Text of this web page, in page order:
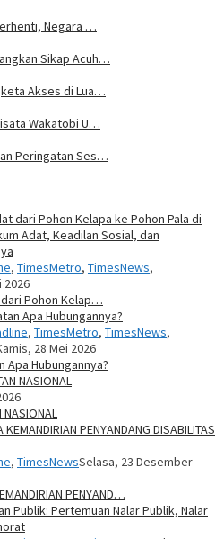
Negara …
Sikap Acuh…
Akses di Lua…
Wakatobi U…
Peringatan Ses…
, TimesMetro, TimesNews,
2026
Pohon Kelap…
, TimesMetro, TimesNews,
28 Mei 2026
Apa Hubungannya?
NASIONAL
, TimesNewsSelasa, 23 Desember
PENYAND…